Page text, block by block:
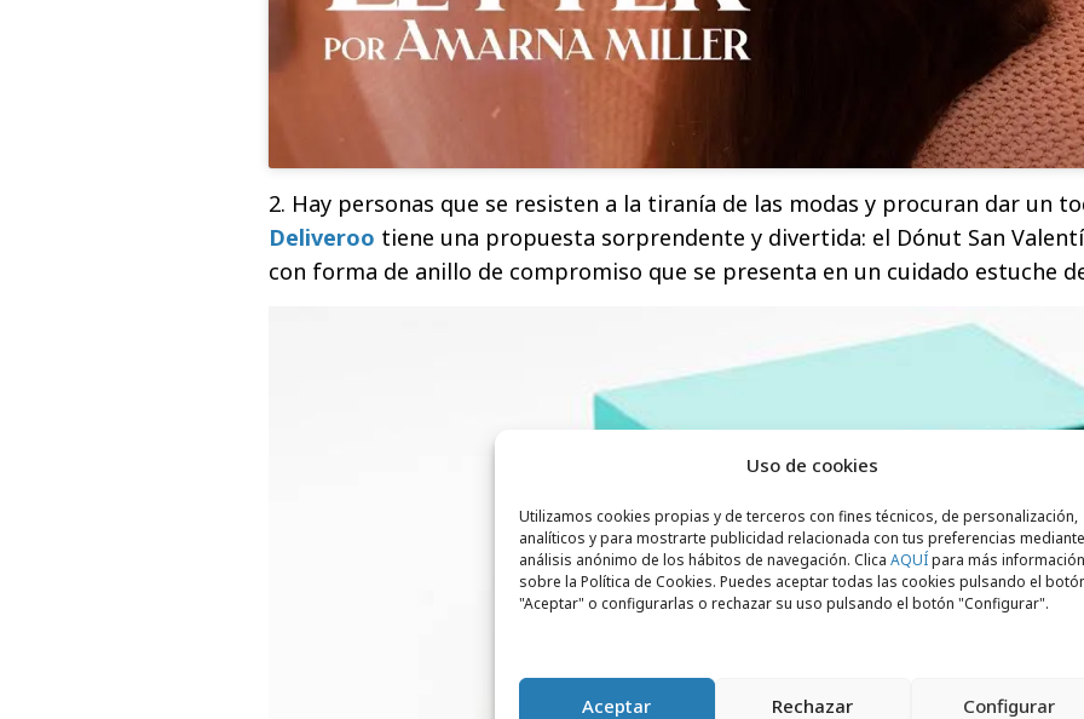
Uso de cookies
Utilizamos cookies propias y de terceros con fines técnicos, de personalización,
analíticos y para mostrarte publicidad relacionada con tus preferencias
análisis anónimo de los hábitos de navegación. Clica AQUÍpara más información
sobre la Política de Cookies. Puedes aceptar todas las cookies pulsando el
"Aceptar" o configurarlas o rechazar su uso pulsando el botón "Configurar".
Aceptar Rechazar Configurar
2. Hay personas que se resisten a la tiranía de las modas y procuran dar un
Deliveroo tiene una propuesta sorprendente y divertida: el Dónut San
con forma de anillo de compromiso que se presenta en un cuidado estuche